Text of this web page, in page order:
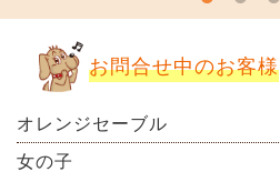
お問合せ中のお客様
オレンジセーブル
女の子